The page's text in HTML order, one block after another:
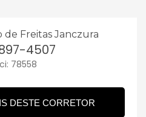
de Freitas Janczura
4507
78558
DESTE CORRETOR